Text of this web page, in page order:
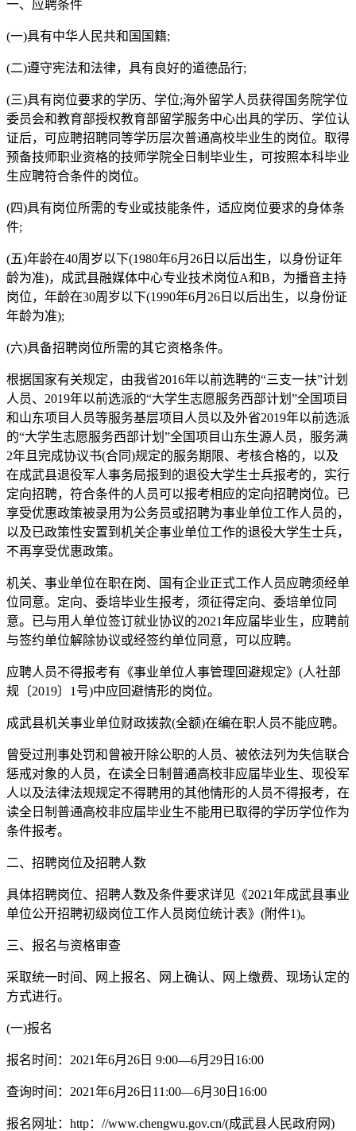
一、应聘条件
(一)具有中华人民共和国国籍;
(二)遵守宪法和法律，具有良好的道德品行;
(三)具有岗位要求的学历、学位;海外留学人员获得国务院学位
委员会和教育部授权教育部留学服务中心出具的学历、学位认
证后，可应聘招聘同等学历层次普通高校毕业生的岗位。取得
预备技师职业资格的技师学院全日制毕业生，可按照本科毕业
生应聘符合条件的岗位。
(四)具有岗位所需的专业或技能条件，适应岗位要求的身体条
件;
(五)年龄在40周岁以下(1980年6月26日以后出生，以身份证年
龄为准)，成武县融媒体中心专业技术岗位A和B，为播音主持
岗位，年龄在30周岁以下(1990年6月26日以后出生，以身份证
年龄为准);
(六)具备招聘岗位所需的其它资格条件。
根据国家有关规定，由我省2016年以前选聘的“三支一扶”计划
人员、2019年以前选派的“大学生志愿服务西部计划”全国项目
和山东项目人员等服务基层项目人员以及外省2019年以前选派
的“大学生志愿服务西部计划”全国项目山东生源人员，服务满
2年且完成协议书(合同)规定的服务期限、考核合格的，以及
在成武县退役军人事务局报到的退役大学生士兵报考的，实行
定向招聘，符合条件的人员可以报考相应的定向招聘岗位。已
享受优惠政策被录用为公务员或招聘为事业单位工作人员的，
以及已政策性安置到机关企事业单位工作的退役大学生士兵，
不再享受优惠政策。
机关、事业单位在职在岗、国有企业正式工作人员应聘须经单
位同意。定向、委培毕业生报考，须征得定向、委培单位同
意。已与用人单位签订就业协议的2021年应届毕业生，应聘前
与签约单位解除协议或经签约单位同意，可以应聘。
应聘人员不得报考有《事业单位人事管理回避规定》(人社部
规〔2019〕1号)中应回避情形的岗位。
成武县机关事业单位财政拨款(全额)在编在职人员不能应聘。
曾受过刑事处罚和曾被开除公职的人员、被依法列为失信联合
惩戒对象的人员，在读全日制普通高校非应届毕业生、现役军
人以及法律法规规定不得聘用的其他情形的人员不得报考，在
读全日制普通高校非应届毕业生不能用已取得的学历学位作为
条件报考。
二、招聘岗位及招聘人数
具体招聘岗位、招聘人数及条件要求详见《2021年成武县事业
单位公开招聘初级岗位工作人员岗位统计表》(附件1)。
三、报名与资格审查
采取统一时间、网上报名、网上确认、网上缴费、现场认定的
方式进行。
(一)报名
报名时间：2021年6月26日 9:00—6月29日16:00
查询时间：2021年6月26日11:00—6月30日16:00
报名网址：http：//www.chengwu.gov.cn/(成武县人民政府网)